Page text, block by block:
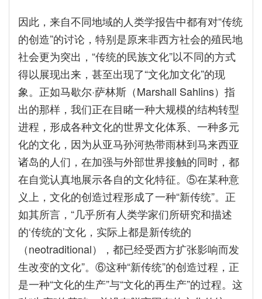
因此，来自不同地域的人类学报告中都有对“传统
的创造”的讨论，特别是原来非西方社会的殖民地
社会更为突出，“传统的民族文化”以不同的方式
得以展现出来，甚至出现了“文化加文化”的现
象。正如马歇尔·萨林斯（Marshall Sahlins）指
出的那样，我们正在目睹一种大规模的结构转型
进程，形成各种文化的世界文化体系、一种多元
化的文化，因为从亚马孙河热带雨林到马来西亚
诸岛的人们，在加强与外部世界接触的同时，都
在自觉认真地展示各自的文化特征。⑤在某种意
义上，文化的创造过程形成了一种“新传统”。正
如其所言，“几乎所有人类学家们所研究和描述
的‘传统的’文化，实际上都是新传统的
（neotraditional），都已经受西方扩张影响而发
生改变的文化”。⑥这种“新传统”的创造过程，正
是一种“文化的生产”与“文化的再生产”的过程。这